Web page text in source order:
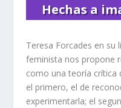
Hechas a
Teresa Forcades en su
feminista nos propone
como una teoría crítica
el primero, el de
experimentarla; el